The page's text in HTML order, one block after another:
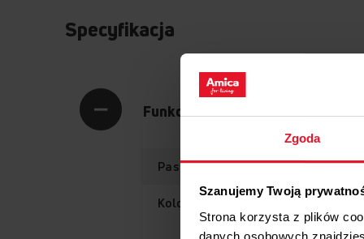
Zgoda
Szanujemy Twoją
Strona korzysta z plików
danych osobowych
Specyfikacja
Funkcjonalność
Pasujący do różnych modeli
Kolor